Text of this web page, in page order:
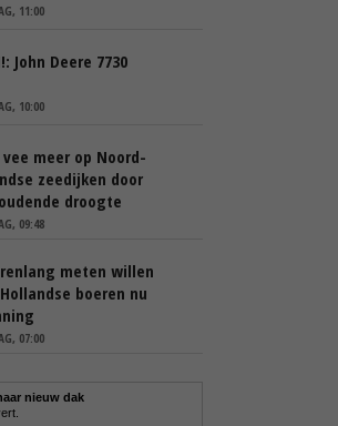
11:00
John Deere 7730
10:00
vee meer op Noord-
zeedijken door
droogte
09:48
meten willen
boeren nu
07:00
nieuw dak